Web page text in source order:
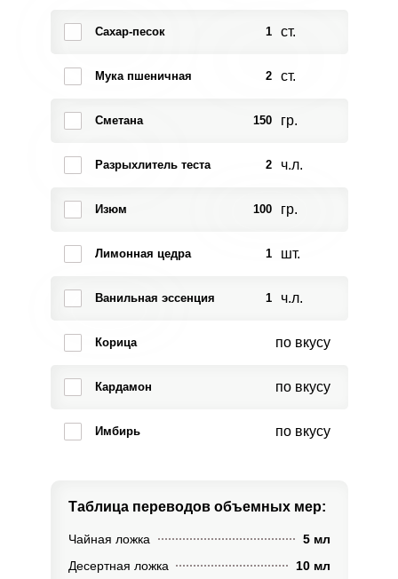
Сахар-песок 1 ст.
Мука пшеничная 2 ст.
Сметана 150 гр.
Разрыхлитель теста 2 ч.л.
Изюм 100 гр.
Лимонная цедра 1 шт.
Ванильная эссенция 1 ч.л.
Корица по вкусу
Кардамон по вкусу
Имбирь по вкусу
Таблица переводов объемных мер:
Чайная ложка
5 мл
Десертная ложка
10 мл